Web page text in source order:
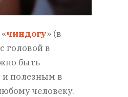
чиндогу» (в
головой в
быть
и полезным в
человеку.